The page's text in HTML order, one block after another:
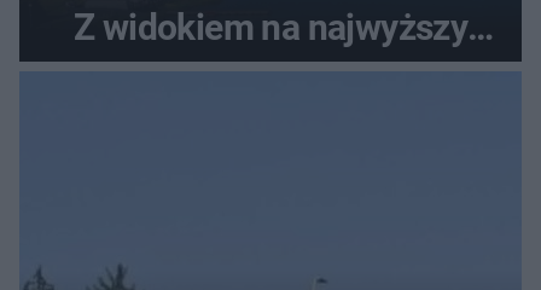
Z widokiem na najwyższy
szczyt Gór Świętokrzyskich